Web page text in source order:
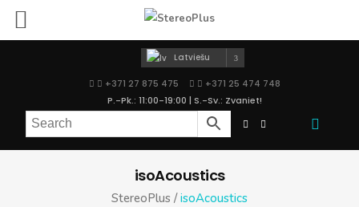
Latviešu
+371 27 875 475
+371 25 474 748
P.-Pk.: 11:00-19:00 | S.-Sv.: Zvaniet!
isoAcoustics
StereoPlus /isoAcoustics